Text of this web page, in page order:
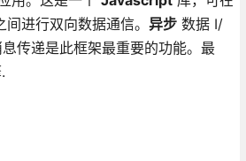
进行双向数据通信。 异步数据 I/
传递是此框架最重要的功能。最